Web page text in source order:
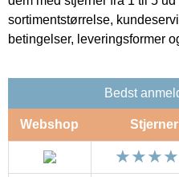
sortimentstørrelse,
betingelser, leveringsformer
Bedst
Webshop Stjerner